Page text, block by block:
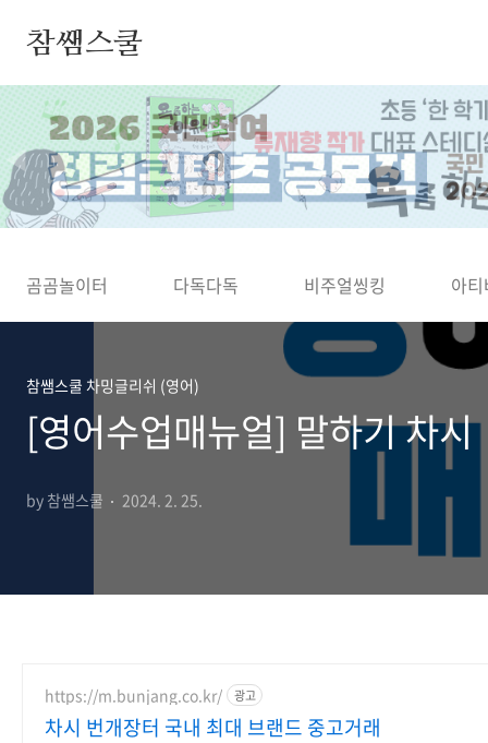
참쌤스쿨
◀
곰곰놀이터 다독다독 비주얼씽킹 아
참쌤스쿨 차밍글리쉬 (영어)
[영어수업매뉴얼] 말하기 차시
by 참쌤스쿨 2024. 2. 25.
https://m.bunjang.co.kr/ 광고
차시 번개장터 국내 최대 브랜드 중고거래